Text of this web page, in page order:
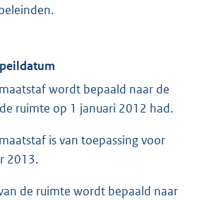
wordt bepaald naar de
ruimte op 1 januari 2012 had.
is van toepassing voor
2013.
de ruimte wordt bepaald naar